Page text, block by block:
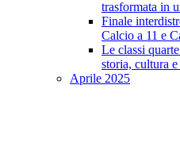
trasformata in
Finale
Calcio a 11 e
Le classi
storia, cultura
Aprile 2025